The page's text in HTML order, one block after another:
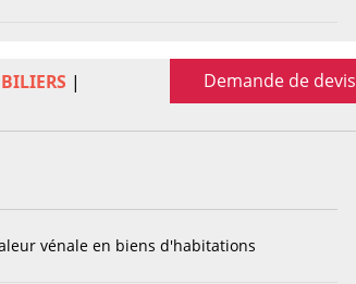
|
Demande de devis
vénale en biens d'habitations